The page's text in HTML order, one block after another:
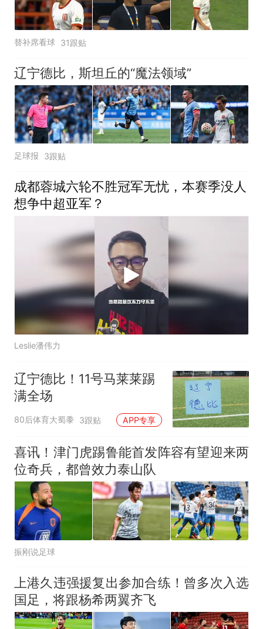
替补席看球 31跟贴
辽宁德比，斯坦丘的“魔法领域”
足球报 3跟贴
成都蓉城六轮不胜冠军无忧，本赛季没人
想争中超亚军？
Leslie潘伟力
辽宁德比！11号马莱莱踢
满全场
80后体育大蜀黍 3跟贴 APP专享
喜讯！津门虎踢鲁能首发阵容有望迎来两
位奇兵，都曾效力泰山队
振刚说足球
上港久违强援复出参加合练！曾多次入选
国足，将跟杨希两翼齐飞